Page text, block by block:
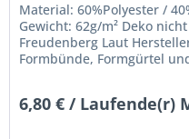
Material: 60%Polyester /
Gewicht: 62g/m² Deko
Freudenberg Laut
Formbünde, Formgürtel
6,80 € / Laufende(r)